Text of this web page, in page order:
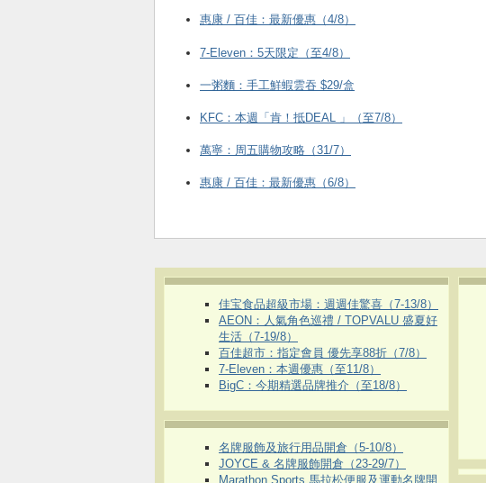
惠康 / 百佳：最新優惠（4/8）
7-Eleven：5天限定（至4/8）
一粥麵：手工鮮蝦雲吞 $29/盒
KFC ：本週「肯！抵DEAL 」（至7/8）
萬寧：周五購物攻略（31/7）
惠康 / 百佳：最新優惠（6/8）
佳宝食品超級市場：週週佳驚喜（7-13/8）
AEON：人氣角色巡禮 / TOPVALU 盛夏好
生活（7-19/8）
百佳超市：指定會員 優先享88折（7/8）
7-Eleven：本週優惠（至11/8）
BigC：今期精選品牌推介（至18/8）
名牌服飾及旅行用品開倉（5-10/8）
JOYCE & 名牌服飾開倉（23-29/7）
Marathon Sports 馬拉松便服及運動名牌開